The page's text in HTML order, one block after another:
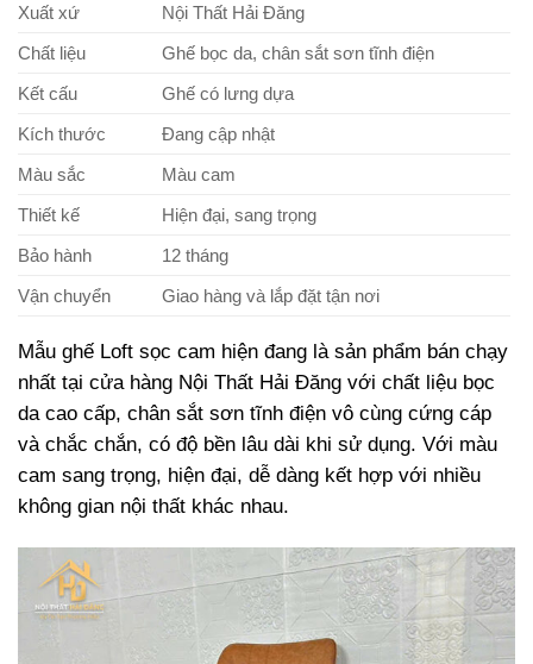
Xuất xứ
Nội Thất Hải Đăng
Chất liệu
Ghế bọc da, chân sắt sơn tĩnh điện
Kết cấu
Ghế có lưng dựa
Kích thước
Đang cập nhật
Màu sắc
Màu cam
Thiết kế
Hiện đại, sang trọng
Bảo hành
12 tháng
Vận chuyển
Giao hàng và lắp đặt tận nơi
Mẫu ghế Loft sọc cam hiện đang là sản phẩm bán chạy
nhất tại cửa hàng Nội Thất Hải Đăng với chất liệu bọc
da cao cấp, chân sắt sơn tĩnh điện vô cùng cứng cáp
và chắc chắn, có độ bền lâu dài khi sử dụng. Với màu
cam sang trọng, hiện đại, dễ dàng kết hợp với nhiều
không gian nội thất khác nhau.